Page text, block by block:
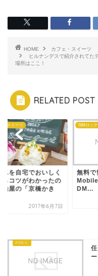
HOME
カフェ・スイーツ
ヒルナンデスで紹介されてた
場所はここ！
RELATED POST
・スイーツ
氷を自宅でおいしく
るコツがわかったの
治屋の「京橋かき
2017年6月7日
SIMロッ
無料
DM...